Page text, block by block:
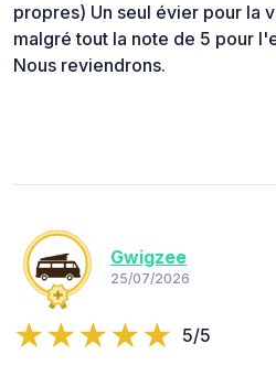
propres) Un seul évier pour la
malgré tout la note de 5 pour
Nous reviendrons.
Gwigzee
25/07/2026
5/5